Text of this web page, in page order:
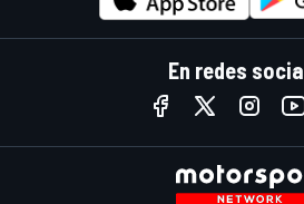
En redes